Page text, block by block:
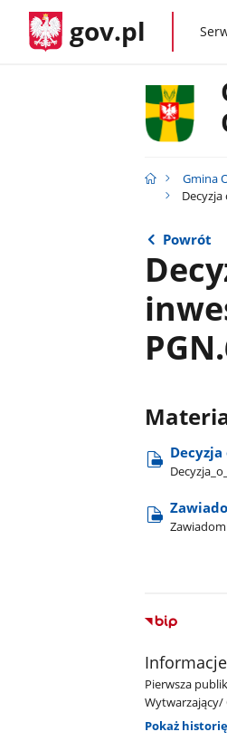
gov.pl gov.pl
Gmina
Powrót
Pierwsza
Wytwarzający/
Pokaż